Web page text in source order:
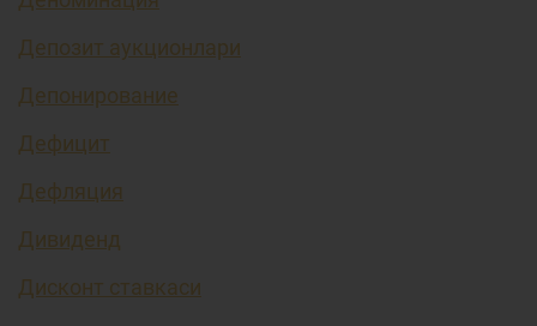
Депозит аукционлари
Депонирование
Дефицит
Дефляция
Дивиденд
Дисконт ставкаси